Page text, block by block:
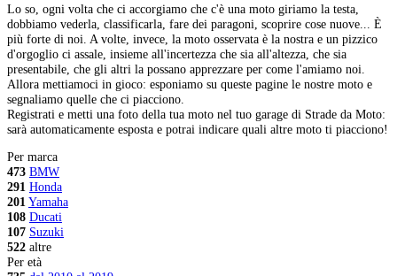
Lo so, ogni volta che ci accorgiamo che c'è una moto giriamo la testa,
dobbiamo vederla, classificarla, fare dei paragoni, scoprire cose nuove... È
più forte di noi. A volte, invece, la moto osservata è la nostra e un pizzico
d'orgoglio ci assale, insieme all'incertezza che sia all'altezza, che sia
presentabile, che gli altri la possano apprezzare per come l'amiamo noi.
Allora mettiamoci in gioco: esponiamo su queste pagine le nostre moto e
segnaliamo quelle che ci piacciono.
Registrati e metti una foto della tua moto nel tuo garage di Strade da Moto:
sarà automaticamente esposta e potrai indicare quali altre moto ti piacciono!
Per marca
473 BMW
291 Honda
201Yamaha
108 Ducati
107 Suzuki
522 altre
Per età